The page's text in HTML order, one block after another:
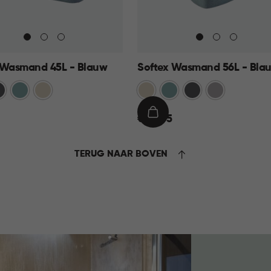
45L - Blauw
BlauwBeige
Softex Wasmand 56L -
BeigeBlauwAntraciet
Taupe
€€ 23,95
IN
TERUG NAAR BOVEN